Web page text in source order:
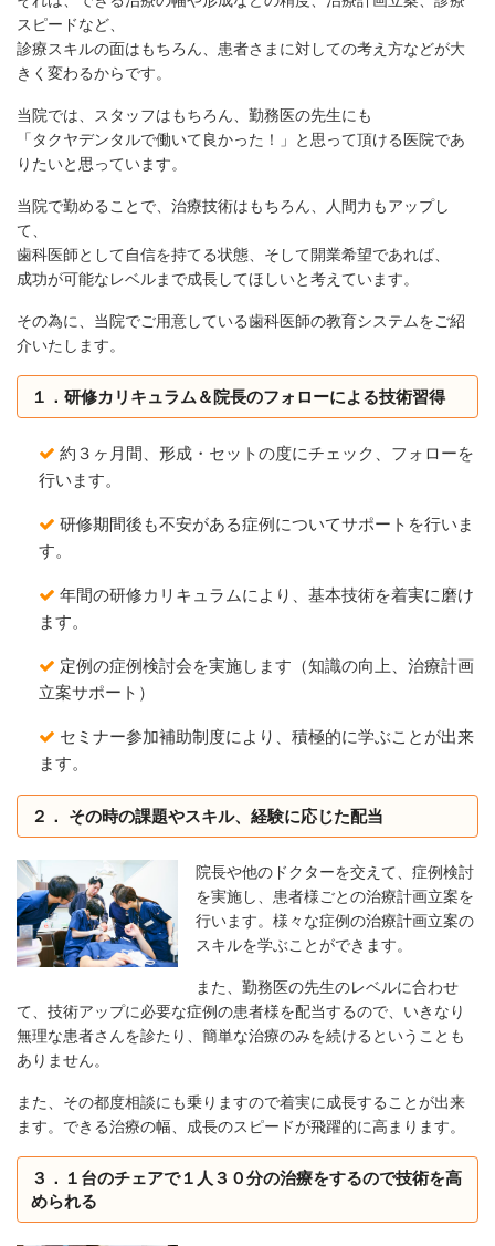
スピードなど、
診療スキルの面はもちろん、患者さまに対しての考え方などが大
きく変わるからです。
当院では、スタッフはもちろん、勤務医の先生にも
「タクヤデンタルで働いて良かった！」と思って頂ける医院であ
りたいと思っています。
当院で勤めることで、治療技術はもちろん、人間力もアップし
て、
歯科医師として自信を持てる状態、そして開業希望であれば、
成功が可能なレベルまで成長してほしいと考えています。
その為に、当院でご用意している歯科医師の教育システムをご紹
介いたします。
１．研修カリキュラム＆院長のフォローによる技術習得
約３ヶ月間、形成・セットの度にチェック、フォローを
行います。
研修期間後も不安がある症例についてサポートを行いま
す。
年間の研修カリキュラムにより、基本技術を着実に磨け
ます。
定例の症例検討会を実施します（知識の向上、治療計画
立案サポート）
セミナー参加補助制度により、積極的に学ぶことが出来
ます。
２． その時の課題やスキル、経験に応じた配当
院長や他のドクターを交えて、症例検討
を実施し、患者様ごとの治療計画立案を
行います。様々な症例の治療計画立案の
スキルを学ぶことができます。
また、勤務医の先生のレベルに合わせ
て、技術アップに必要な症例の患者様を配当するので、いきなり
無理な患者さんを診たり、簡単な治療のみを続けるということも
ありません。
また、その都度相談にも乗りますので着実に成長することが出来
ます。できる治療の幅、成長のスピードが飛躍的に高まります。
３．１台のチェアで１人３０分の治療をするので技術を高
められる